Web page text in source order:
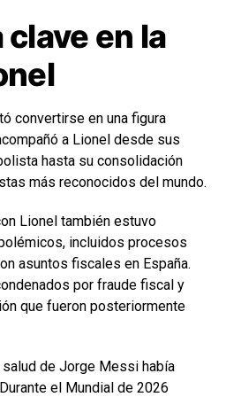
en la
convertirse en una figura
a Lionel desde sus
hasta su consolidación
más reconocidos del mundo.
Lionel también estuvo
incluidos procesos
asuntos fiscales en España.
por fraude fiscal y
que fueron posteriormente
de Jorge Messi había
el Mundial de 2026